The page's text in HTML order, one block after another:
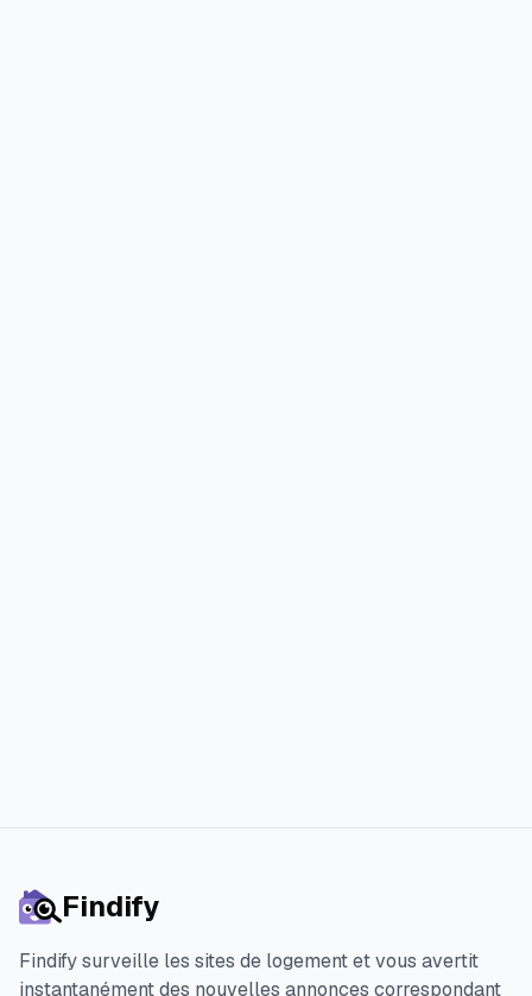
Findify
Findify surveille les sites de logement et vous avertit
instantanément des nouvelles annonces correspondant